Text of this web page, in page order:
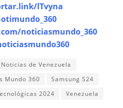
lTvyna
noticiasmundo_360
Noticias de Venezuela
Mundo 360
Samsung S24
2024 Venezuela